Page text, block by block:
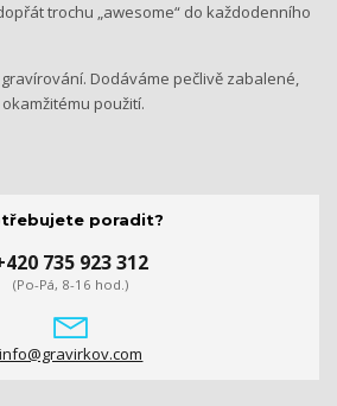
trochu „awesome“ do každodenního
Dodáváme pečlivě zabalené,
použití.
poradit?
735 923 312
(Po-Pá, 8-16 hod.)
info@gravirkov.com